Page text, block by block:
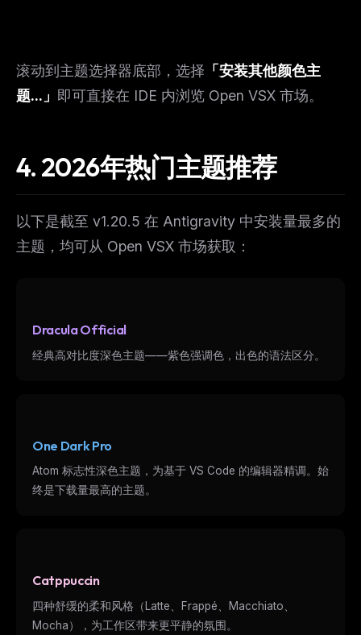
滚动到主题选择器底部，选择 「安装其他颜色主
题...」 即可直接在 IDE 内浏览 Open VSX 市场。
4. 2026年热门主题推荐
以下是截至 v1.20.5 在 Antigravity 中安装量最多的
主题，均可从 Open VSX 市场获取：
Dracula Official
经典高对比度深色主题——紫色强调色，出色的语法区分。
One Dark Pro
Atom 标志性深色主题，为基于 VS Code 的编辑器精调。始
终是下载量最高的主题。
Catppuccin
四种舒缓的柔和风格（Latte、Frappé、Macchiato、
Mocha），为工作区带来更平静的氛围。